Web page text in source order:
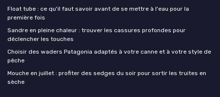
Float tube : ce qu'il faut savoir avant de se mettre à l'eau pour la
première fois
Sandre en pleine chaleur : trouver les cassures profondes pour
déclencher les touches
Choisir des waders Patagonia adaptés à votre canne et à votre style de
pêche
Mouche en juillet : profiter des sedges du soir pour sortir les truites en
sèche